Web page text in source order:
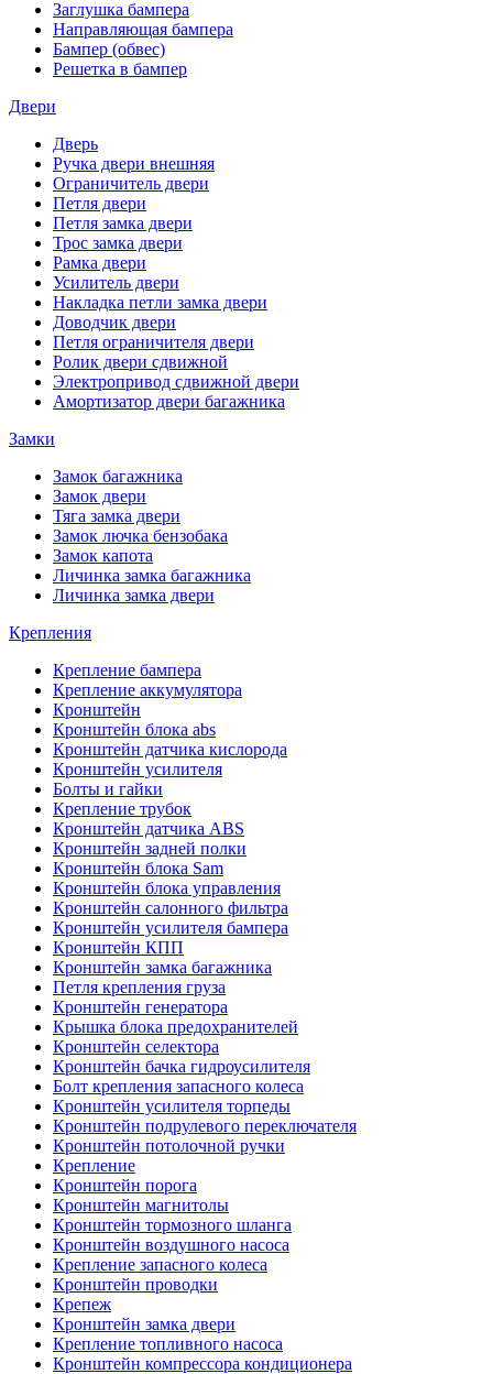
Заглушка бампера
Направляющая бампера
Бампер (обвес)
Решетка в бампер
Двери
Дверь
Ручка двери внешняя
Ограничитель двери
Петля двери
Петля замка двери
Трос замка двери
Рамка двери
Усилитель двери
Накладка петли замка двери
Доводчик двери
Петля ограничителя двери
Ролик двери сдвижной
Электропривод сдвижной двери
Амортизатор двери багажника
Замки
Замок багажника
Замок двери
Тяга замка двери
Замок лючка бензобака
Замок капота
Личинка замка багажника
Личинка замка двери
Крепления
Крепление бампера
Крепление аккумулятора
Кронштейн
Кронштейн блока abs
Кронштейн датчика кислорода
Кронштейн усилителя
Болты и гайки
Крепление трубок
Кронштейн датчика ABS
Кронштейн задней полки
Кронштейн блока Sam
Кронштейн блока управления
Кронштейн салонного фильтра
Кронштейн усилителя бампера
Кронштейн КПП
Кронштейн замка багажника
Петля крепления груза
Кронштейн генератора
Крышка блока предохранителей
Кронштейн селектора
Кронштейн бачка гидроусилителя
Болт крепления запасного колеса
Кронштейн усилителя торпеды
Кронштейн подрулевого переключателя
Кронштейн потолочной ручки
Крепление
Кронштейн порога
Кронштейн магнитолы
Кронштейн тормозного шланга
Кронштейн воздушного насоса
Крепление запасного колеса
Кронштейн проводки
Крепеж
Кронштейн замка двери
Крепление топливного насоса
Кронштейн компрессора кондиционера